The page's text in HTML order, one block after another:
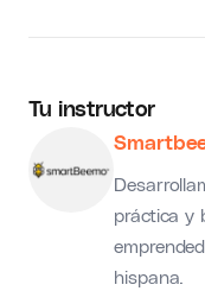
Tu instructor
práctica y
hispana.